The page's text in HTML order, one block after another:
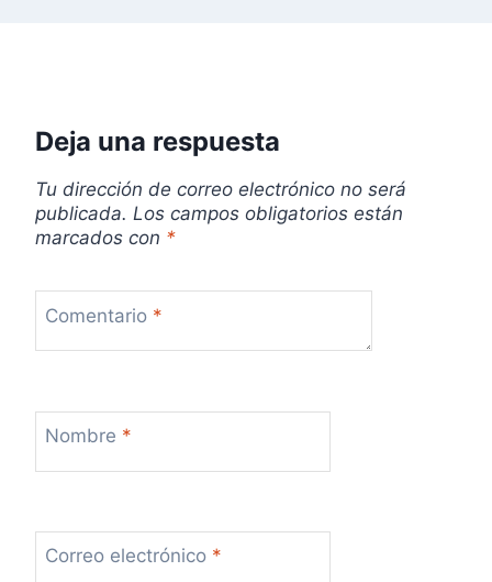
a
d
a
s
Deja una respuesta
Tu dirección de correo electrónico no será
publicada. Los campos obligatorios están
marcados con *
Comentario *
Nombre *
Correo electrónico *